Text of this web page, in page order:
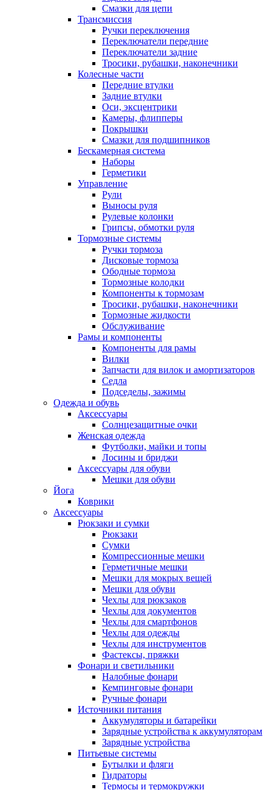
Смазки для цепи
Трансмиссия
Ручки переключения
Переключатели передние
Переключатели задние
Тросики, рубашки, наконечники
Колесные части
Передние втулки
Задние втулки
Оси, эксцентрики
Камеры, флипперы
Покрышки
Смазки для подшипников
Бескамерная система
Наборы
Герметики
Управление
Рули
Выносы руля
Рулевые колонки
Грипсы, обмотки руля
Тормозные системы
Ручки тормоза
Дисковые тормоза
Ободные тормоза
Тормозные колодки
Компоненты к тормозам
Тросики, рубашки, наконечники
Тормозные жидкости
Обслуживание
Рамы и компоненты
Компоненты для рамы
Вилки
Запчасти для вилок и амортизаторов
Седла
Подседелы, зажимы
Одежда и обувь
Аксессуары
Солнцезащитные очки
Женская одежда
Футболки, майки и топы
Лосины и бриджи
Аксессуары для обуви
Мешки для обуви
Йога
Коврики
Аксессуары
Рюкзаки и сумки
Рюкзаки
Сумки
Компрессионные мешки
Герметичные мешки
Мешки для мокрых вещей
Мешки для обуви
Чехлы для рюкзаков
Чехлы для документов
Чехлы для смартфонов
Чехлы для одежды
Чехлы для инструментов
Фастексы, пряжки
Фонари и светильники
Налобные фонари
Кемпинговые фонари
Ручные фонари
Источники питания
Аккумуляторы и батарейки
Зарядные устройства к аккумуляторам
Зарядные устройства
Питьевые системы
Бутылки и фляги
Гидраторы
Термосы и термокружки